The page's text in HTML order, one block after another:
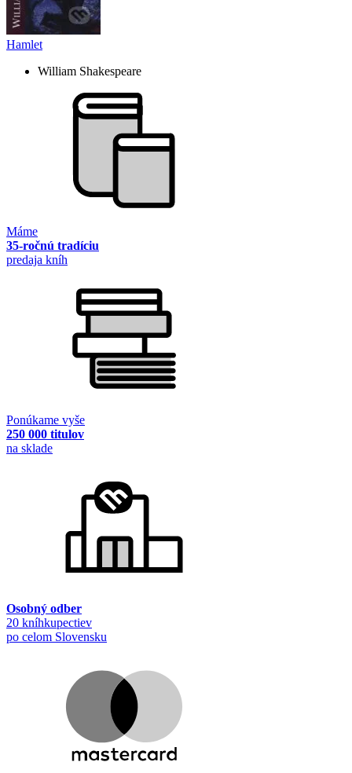
Hamlet
William Shakespeare
Máme
35-ročnú tradíciu
predaja kníh
Ponúkame vyše
250 000 titulov
na sklade
Osobný odber
20 kníhkupectiev
po celom Slovensku